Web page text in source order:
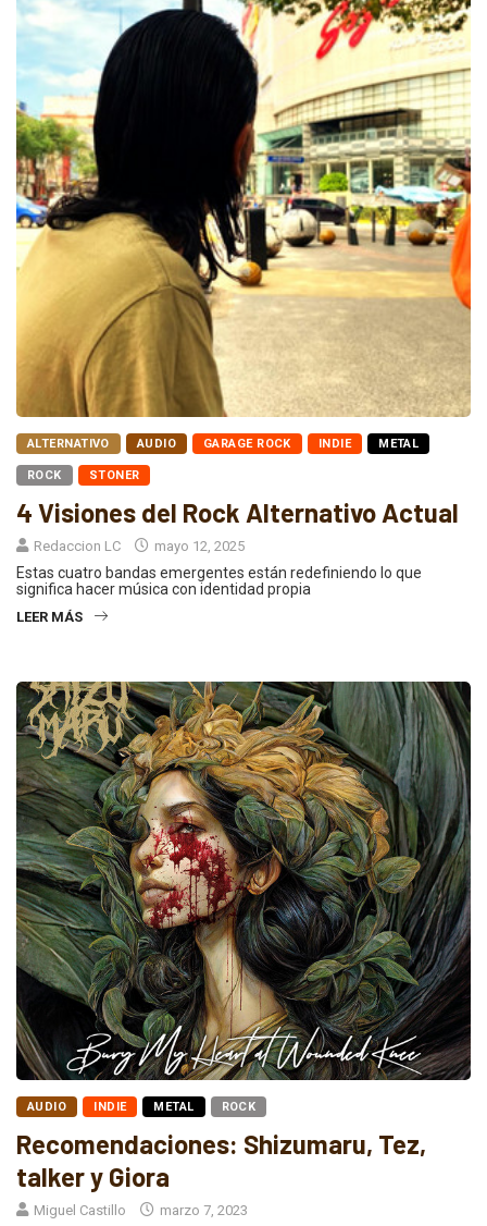
ALTERNATIVO AUDIO GARAGE ROCK INDIE METAL
ROCK STONER
4 Visiones del Rock Alternativo Actual
Redaccion LC mayo 12, 2025
Estas cuatro bandas emergentes están redefiniendo lo que
significa hacer música con identidad propia
LEER MÁS
AUDIO INDIE METAL ROCK
Recomendaciones: Shizumaru, Tez,
talker y Giora
Miguel Castillo marzo 7, 2023